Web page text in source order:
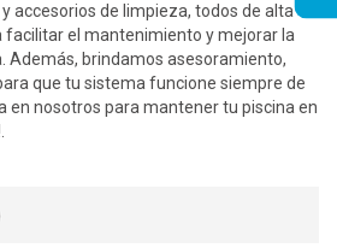
accesorios de limpieza, todos de alta
facilitar el mantenimiento y mejorar la
Además, brindamos asesoramiento,
que tu sistema funcione siempre de
en nosotros para mantener tu piscina en